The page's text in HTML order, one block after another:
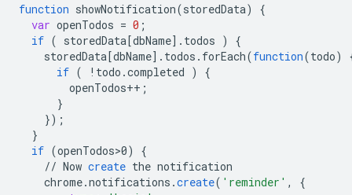
function showNotification(storedData)
{
var openTodos = 0 ;
if ( storedData[dbName] . todos )
{
storedData[dbName] . todos . forEach(function(todo)
if ( ! todo .completed )
{
openTodos++ ;
}
});
}
if (openTodos>0)
{
// Now create the notification
chrome.notifications .create( 'reminder' ,
{